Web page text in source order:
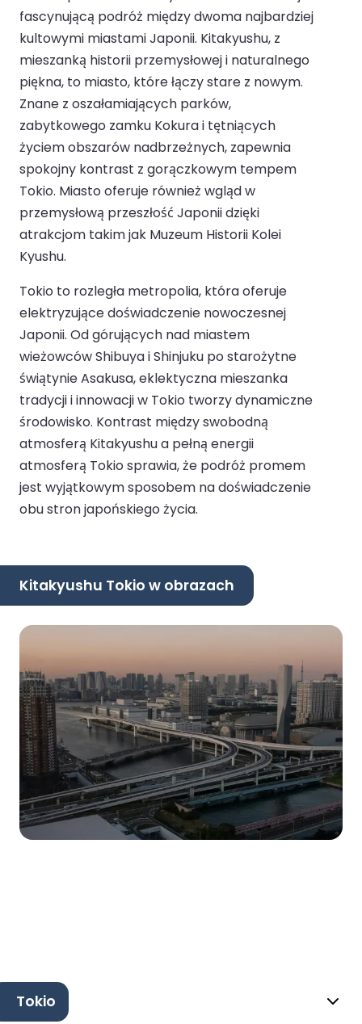
fascynującą podróż między dwoma najbardziej
kultowymi miastami Japonii. Kitakyushu, z
mieszanką historii przemysłowej i naturalnego
piękna, to miasto, które łączy stare z nowym.
Znane z oszałamiających parków,
zabytkowego zamku Kokura i tętniących
życiem obszarów nadbrzeżnych, zapewnia
spokojny kontrast z gorączkowym tempem
Tokio. Miasto oferuje również wgląd w
przemysłową przeszłość Japonii dzięki
atrakcjom takim jak Muzeum Historii Kolei
Kyushu.
Tokio to rozległa metropolia, która oferuje
elektryzujące doświadczenie nowoczesnej
Japonii. Od górujących nad miastem
wieżowców Shibuya i Shinjuku po starożytne
świątynie Asakusa, eklektyczna mieszanka
tradycji i innowacji w Tokio tworzy dynamiczne
środowisko. Kontrast między swobodną
atmosferą Kitakyushu a pełną energii
atmosferą Tokio sprawia, że podróż promem
jest wyjątkowym sposobem na doświadczenie
obu stron japońskiego życia.
Kitakyushu Tokio w obrazach
Tokio